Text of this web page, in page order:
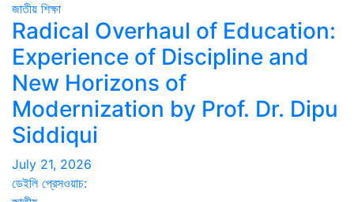
জাতীয় শিক্ষা
Radical Overhaul of Education:
Experience of Discipline and
New Horizons of
Modernization by Prof. Dr. Dipu
Siddiqui
July 21, 2026
ডেইলি প্রেসওয়াচ: